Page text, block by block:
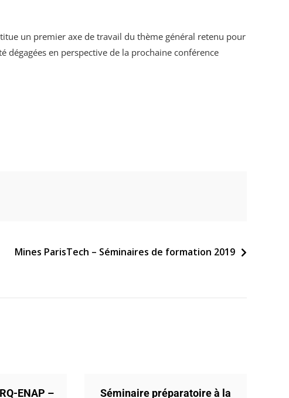
un premier axe de travail du thème général retenu pour
dégagées en perspective de la prochaine conférence
Mines ParisTech – Séminaires de formation 2019
ENAP – Séminaire préparatoire à la